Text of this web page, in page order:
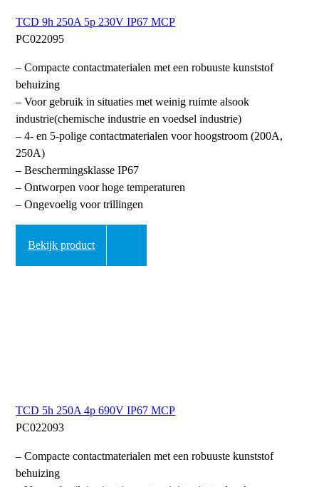
TCD 9h 250A 5p 230V IP67 MCP
PC022095
– Compacte contactmaterialen met een robuuste kunststof
behuizing
– Voor gebruik in situaties met weinig ruimte alsook
industrie(chemische industrie en voedsel industrie)
– 4- en 5-polige contactmaterialen voor hoogstroom (200A,
250A)
– Beschermingsklasse IP67
– Ontworpen voor hoge temperaturen
– Ongevoelig voor trillingen
Bekijk product
TCD 5h 250A 4p 690V IP67 MCP
PC022093
– Compacte contactmaterialen met een robuuste kunststof
behuizing